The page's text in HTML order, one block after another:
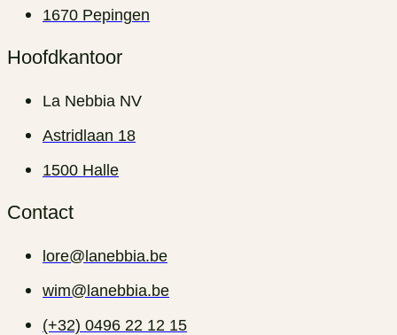
1670 Pepingen
Hoofdkantoor
La Nebbia NV
Astridlaan 18
1500 Halle
Contact
lore@lanebbia.be
wim@lanebbia.be
(+32) 0496 22 12 15‬